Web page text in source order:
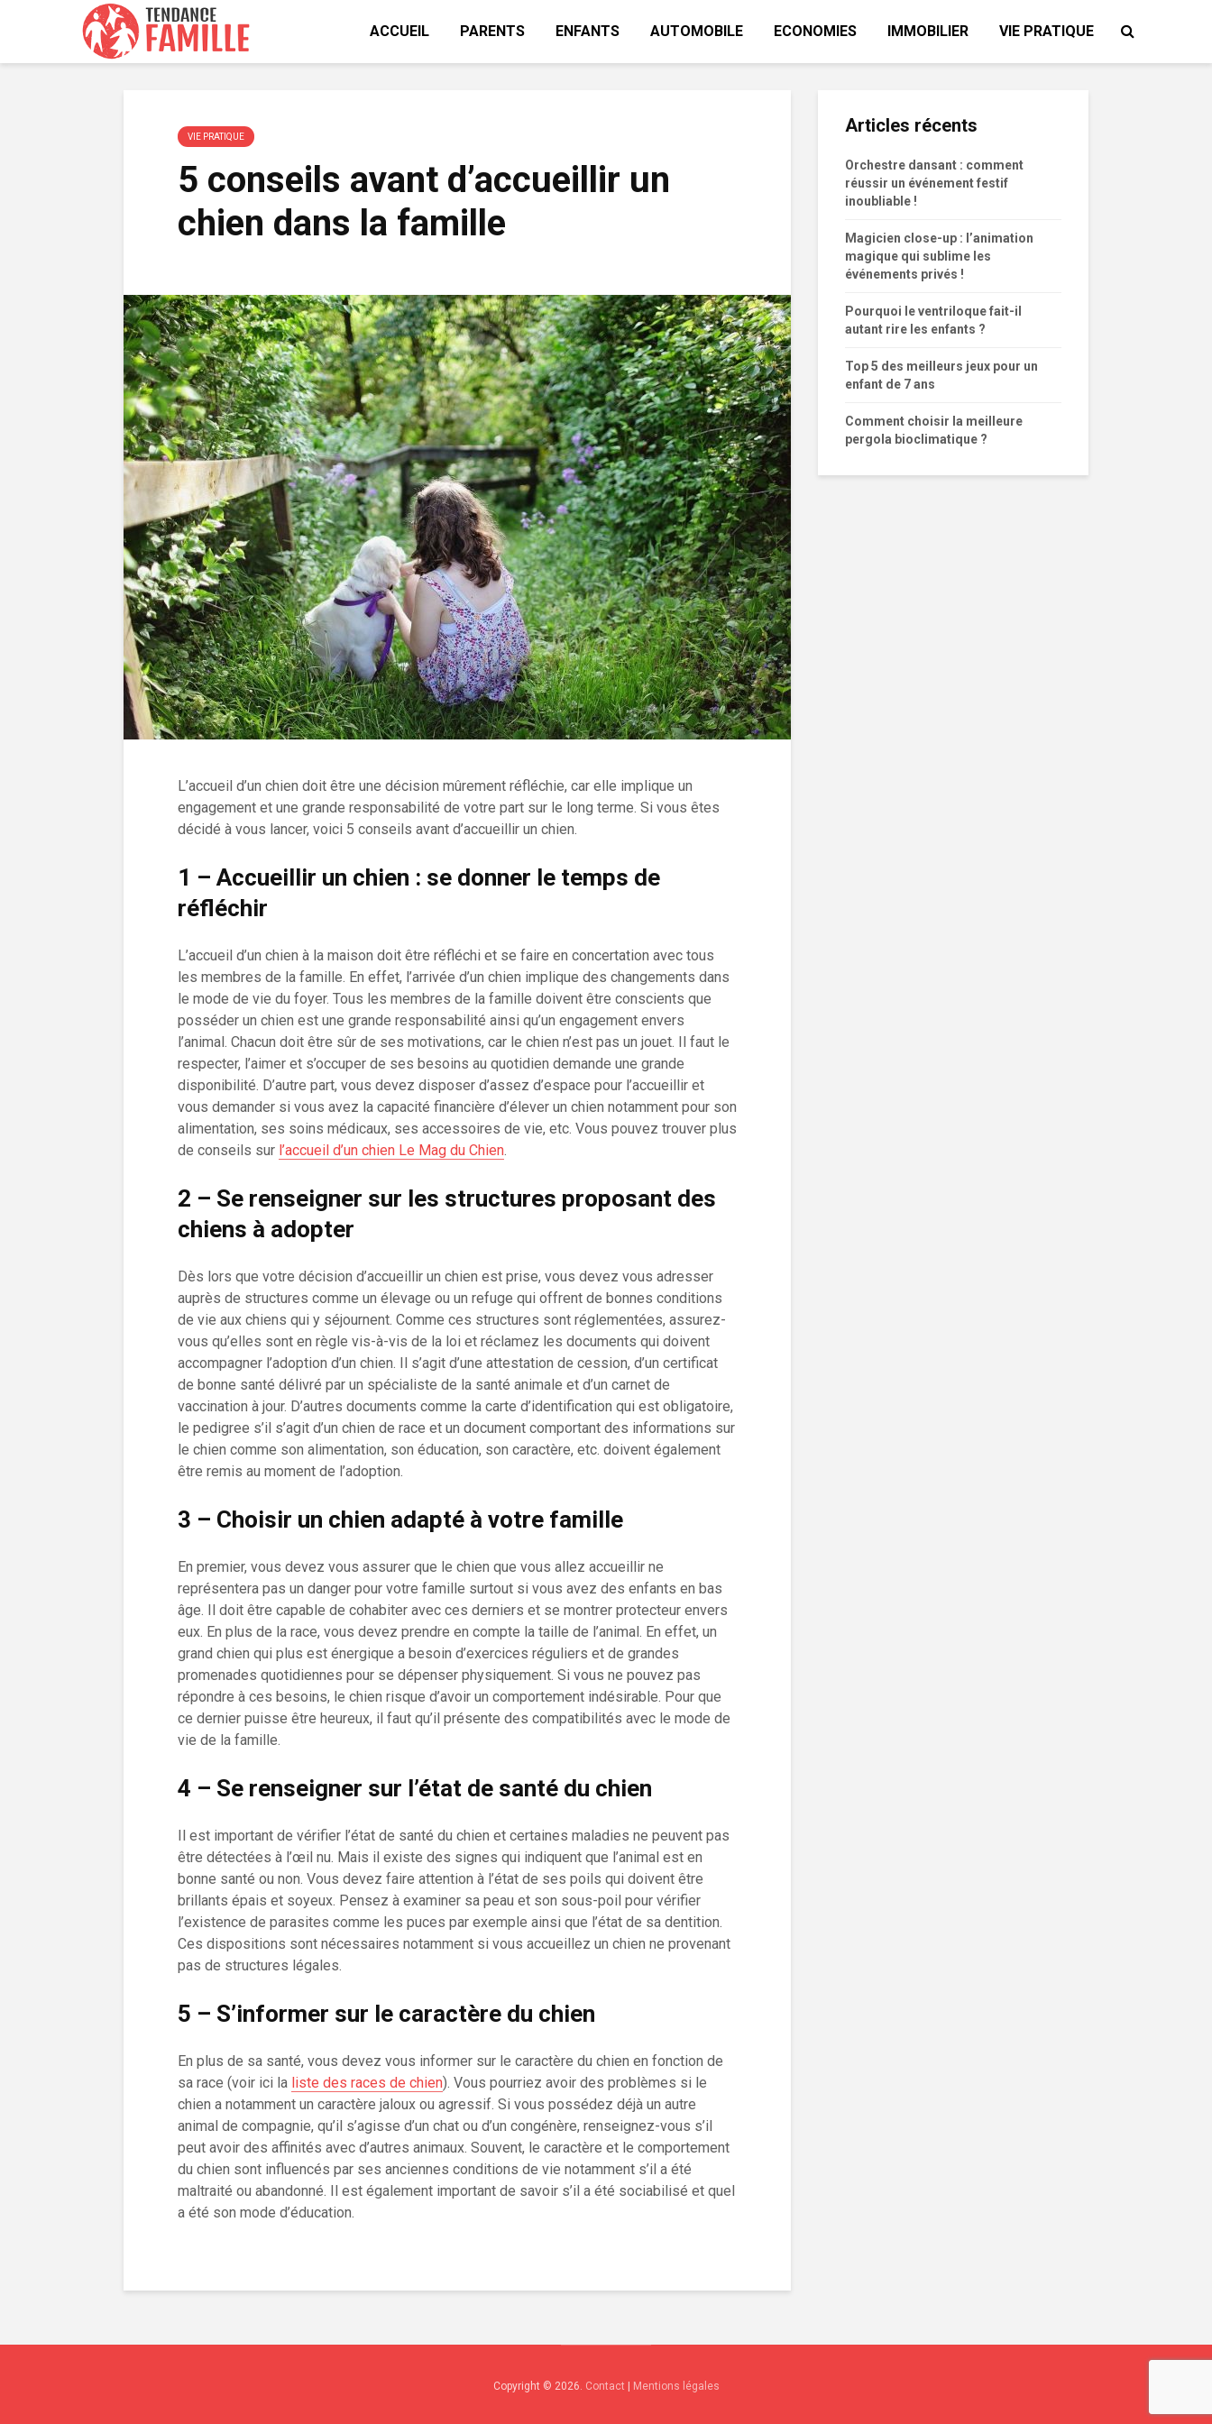
ACCUEIL PARENTS ENFANTS AUTOMOBILE ECONOMIES IMMOBILIER VIE PRATIQUE
VIE PRATIQUE
5 conseils avant d’accueillir un
chien dans la famille
L’accueil d’un chien doit être une décision mûrement réfléchie, car elle implique un
engagement et une grande responsabilité de votre part sur le long terme. Si vous êtes
décidé à vous lancer, voici 5 conseils avant d’accueillir un chien.
1 – Accueillir un chien : se donner le temps de
réfléchir
L’accueil d’un chien à la maison doit être réfléchi et se faire en concertation avec tous
les membres de la famille. En effet, l’arrivée d’un chien implique des changements dans
le mode de vie du foyer. Tous les membres de la famille doivent être conscients que
posséder un chien est une grande responsabilité ainsi qu’un engagement envers
l’animal. Chacun doit être sûr de ses motivations, car le chien n’est pas un jouet. Il faut le
respecter, l’aimer et s’occuper de ses besoins au quotidien demande une grande
disponibilité. D’autre part, vous devez disposer d’assez d’espace pour l’accueillir et
vous demander si vous avez la capacité financière d’élever un chien notamment pour son
alimentation, ses soins médicaux, ses accessoires de vie, etc. Vous pouvez trouver plus
de conseils sur l’accueil d’un chien Le Mag du Chien.
2 – Se renseigner sur les structures proposant des
chiens à adopter
Dès lors que votre décision d’accueillir un chien est prise, vous devez vous adresser
auprès de structures comme un élevage ou un refuge qui offrent de bonnes conditions
de vie aux chiens qui y séjournent. Comme ces structures sont réglementées, assurez-
vous qu’elles sont en règle vis-à-vis de la loi et réclamez les documents qui doivent
accompagner l’adoption d’un chien. Il s’agit d’une attestation de cession, d’un certificat
de bonne santé délivré par un spécialiste de la santé animale et d’un carnet de
vaccination à jour. D’autres documents comme la carte d’identification qui est obligatoire,
le pedigree s’il s’agit d’un chien de race et un document comportant des informations sur
le chien comme son alimentation, son éducation, son caractère, etc. doivent également
être remis au moment de l’adoption.
3 – Choisir un chien adapté à votre famille
En premier, vous devez vous assurer que le chien que vous allez accueillir ne
représentera pas un danger pour votre famille surtout si vous avez des enfants en bas
âge. Il doit être capable de cohabiter avec ces derniers et se montrer protecteur envers
eux. En plus de la race, vous devez prendre en compte la taille de l’animal. En effet, un
grand chien qui plus est énergique a besoin d’exercices réguliers et de grandes
promenades quotidiennes pour se dépenser physiquement. Si vous ne pouvez pas
répondre à ces besoins, le chien risque d’avoir un comportement indésirable. Pour que
ce dernier puisse être heureux, il faut qu’il présente des compatibilités avec le mode de
vie de la famille.
4 – Se renseigner sur l’état de santé du chien
Il est important de vérifier l’état de santé du chien et certaines maladies ne peuvent pas
être détectées à l’œil nu. Mais il existe des signes qui indiquent que l’animal est en
bonne santé ou non. Vous devez faire attention à l’état de ses poils qui doivent être
brillants épais et soyeux. Pensez à examiner sa peau et son sous-poil pour vérifier
l’existence de parasites comme les puces par exemple ainsi que l’état de sa dentition.
Ces dispositions sont nécessaires notamment si vous accueillez un chien ne provenant
pas de structures légales.
5 – S’informer sur le caractère du chien
En plus de sa santé, vous devez vous informer sur le caractère du chien en fonction de
sa race (voir ici la liste des races de chien). Vous pourriez avoir des problèmes si le
chien a notamment un caractère jaloux ou agressif. Si vous possédez déjà un autre
animal de compagnie, qu’il s’agisse d’un chat ou d’un congénère, renseignez-vous s’il
peut avoir des affinités avec d’autres animaux. Souvent, le caractère et le comportement
du chien sont influencés par ses anciennes conditions de vie notamment s’il a été
maltraité ou abandonné. Il est également important de savoir s’il a été sociabilisé et quel
a été son mode d’éducation.
Articles récents
Orchestre dansant : comment
réussir un événement festif
inoubliable !
Magicien close-up : l’animation
magique qui sublime les
événements privés !
Pourquoi le ventriloque fait-il
autant rire les enfants ?
Top 5 des meilleurs jeux pour un
enfant de 7 ans
Comment choisir la meilleure
pergola bioclimatique ?
Copyright © 2026. Contact Mentions légales